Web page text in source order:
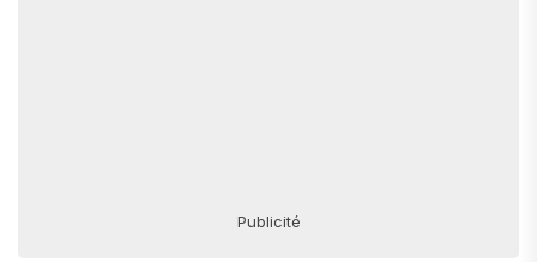
Publicité